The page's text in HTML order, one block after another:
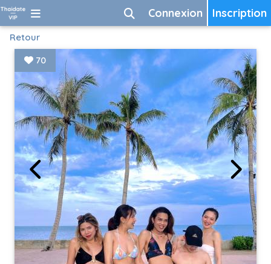
Inscription
Connexion
Retour
70